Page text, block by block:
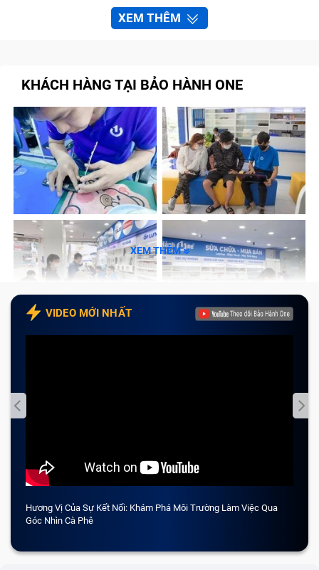
XEM THÊM
KHÁCH HÀNG TẠI BẢO HÀNH ONE
XEM THÊM
VIDEO MỚI NHẤT
Hương Vị Của Sự Kết Nối: Khám Phá Môi Trường Làm Việc Qua
Góc Nhìn Cà Phê